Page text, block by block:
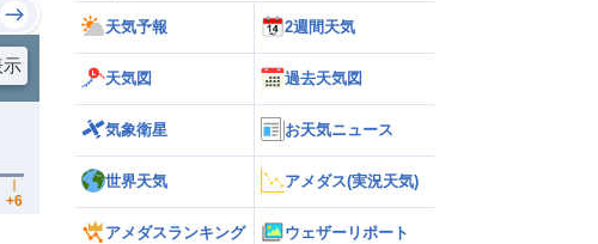
天気予報 2週間天気
天気図 過去天気図
気象衛星 お天気ニュース
世界天気 アメダス(実況天気)
アメダスランキング ウェザーリポート